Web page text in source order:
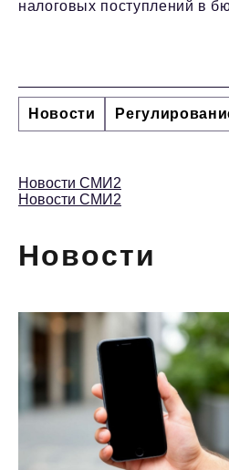
налоговых поступлений в
Новости
Новости СМИ2
Новости СМИ2
Новости